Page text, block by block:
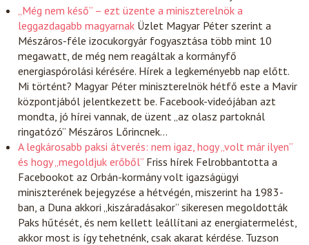
„Még nem késő” – ezt üzente a miniszterelnök a
leggazdagabb magyarnak Üzlet Magyar Péter szerint a
Mészáros-féle izocukorgyár fogyasztása több mint 10
megawatt, de még nem reagáltak a kormányfő
energiaspórolási kérésére. Hírek a legkeményebb nap előtt.
Mi történt? Magyar Péter miniszterelnök hétfő este a Mavir
központjából jelentkezett be. Facebook-videójában azt
mondta, jó hírei vannak, de üzent „az olasz partoknál
ringatózó” Mészáros Lőrincnek…
A legkárosabb paksi átverés: nem igaz, hogy „volt már ilyen”
és hogy „megoldjuk erőből” Friss hírek Felrobbantotta a
Facebookot az Orbán-kormány volt igazságügyi
miniszterének bejegyzése a hétvégén, miszerint ha 1983-
ban, a Duna akkori „kiszáradásakor” sikeresen megoldották
Paks hűtését, és nem kellett leállítani az energiatermelést,
akkor most is így tehetnénk, csak akarat kérdése. Tuzson